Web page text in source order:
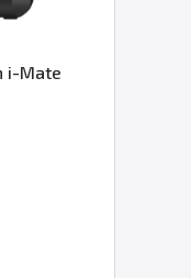
i-Mate